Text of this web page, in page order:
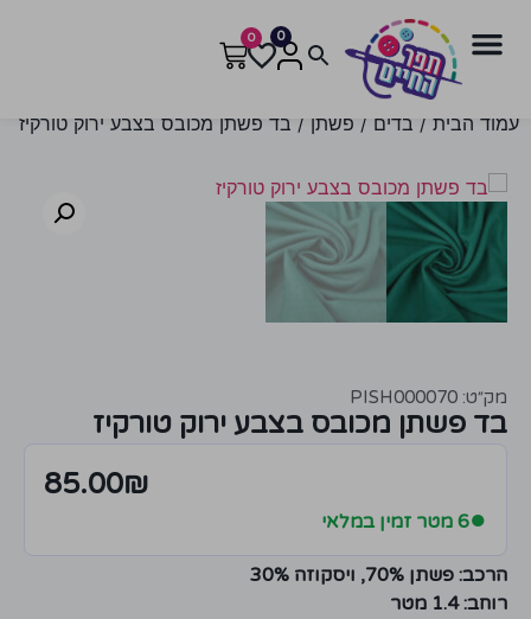
0
0
עמוד הבית / בדים / פשתן / בד פשתן מכובס בצבע ירוק טורקיז
מק״ט: PISH000070
בד פשתן מכובס בצבע ירוק טורקיז
85.00₪
●6 מטר זמין במלאי
הרכב: פשתן 70%, ויסקוזה 30%
רוחב: 1.4 מטר